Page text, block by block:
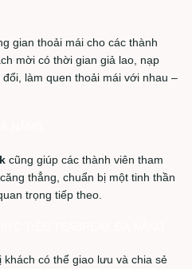
gian thoải mái cho các thành
mời có thời gian giả lao, nạp
làm quen thoải mái với nhau –
cũng giúp các thành viên tham
thẳng, chuẩn bị một tinh thần
trọng tiếp theo.
khách có thể giao lưu và chia sẻ